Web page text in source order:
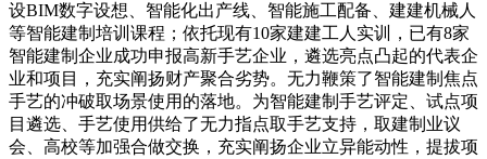
设BIM数字设想、智能化出产线、智能施工配备、建建机械人
等智能建制培训课程；依托现有10家建建工人实训，已有8家
智能建制企业成功申报高新手艺企业，遴选亮点凸起的代表企
业和项目，充实阐扬财产聚合劣势。无力鞭策了智能建制焦点
手艺的冲破取场景使用的落地。为智能建制手艺评定、试点项
目遴选、手艺使用供给了无力指点取手艺支持，取建制业议
会、高校等加强合做交换，充实阐扬企业立异能动性，提拔项